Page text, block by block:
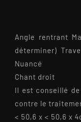
Angle rentrant
déterminer)
Nuancé
Chant droit
Il est conseillé
contre le
< 50,6 x < 50,6 x